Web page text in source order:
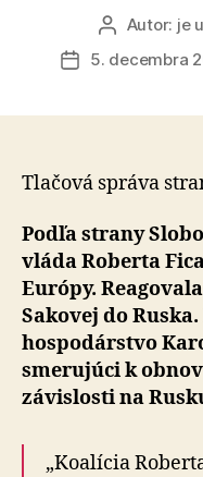
Autor
článku
Autor: je
Dátum
5. decembra
Tlačová správa
Podľa strany
vláda Roberta
Európy.
Sakovej do
hospodárstvo
smerujúci k
závislosti na
„Koalícia